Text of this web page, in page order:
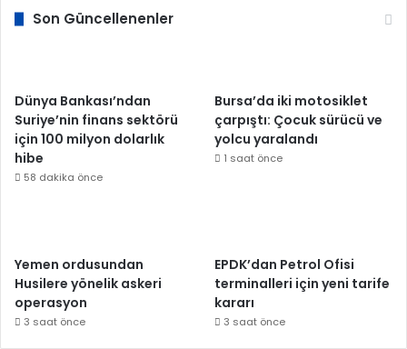
Son Güncellenenler
Dünya Bankası’ndan
Suriye’nin finans sektörü
için 100 milyon dolarlık
hibe
58 dakika önce
Bursa’da iki motosiklet
çarpıştı: Çocuk sürücü ve
yolcu yaralandı
1 saat önce
Yemen ordusundan
Husilere yönelik askeri
operasyon
3 saat önce
EPDK’dan Petrol Ofisi
terminalleri için yeni tarife
kararı
3 saat önce